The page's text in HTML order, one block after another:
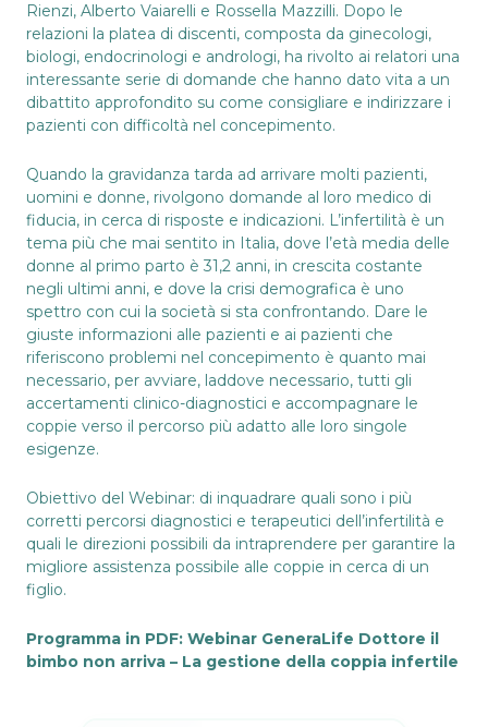
Rienzi, Alberto Vaiarelli e Rossella Mazzilli. Dopo le
relazioni la platea di discenti, composta da ginecologi,
biologi, endocrinologi e andrologi, ha rivolto ai relatori una
interessante serie di domande che hanno dato vita a un
dibattito approfondito su come consigliare e indirizzare i
pazienti con difficoltà nel concepimento.
Quando la gravidanza tarda ad arrivare molti pazienti,
uomini e donne, rivolgono domande al loro medico di
fiducia, in cerca di risposte e indicazioni. L’infertilità è un
tema più che mai sentito in Italia, dove l’età media delle
donne al primo parto è 31,2 anni, in crescita costante
negli ultimi anni, e dove la crisi demografica è uno
spettro con cui la società si sta confrontando. Dare le
giuste informazioni alle pazienti e ai pazienti che
riferiscono problemi nel concepimento è quanto mai
necessario, per avviare, laddove necessario, tutti gli
accertamenti clinico-diagnostici e accompagnare le
coppie verso il percorso più adatto alle loro singole
esigenze.
Obiettivo del Webinar: di inquadrare quali sono i più
corretti percorsi diagnostici e terapeutici dell’infertilità e
quali le direzioni possibili da intraprendere per garantire la
migliore assistenza possibile alle coppie in cerca di un
figlio.
Programma in PDF: Webinar GeneraLife Dottore il
bimbo non arriva – La gestione della coppia infertile